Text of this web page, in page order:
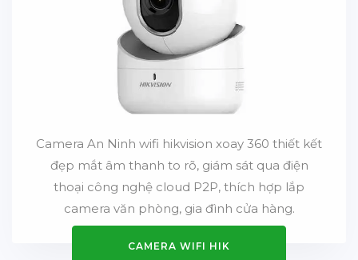
Camera An Ninh wifi hikvision xoay 360 thiết kết
đẹp mắt âm thanh to rõ, giám sát qua điện
thoại công nghệ cloud P2P, thích hợp lắp
camera văn phòng, gia đình cửa hàng.
CAMERA WIFI HIK